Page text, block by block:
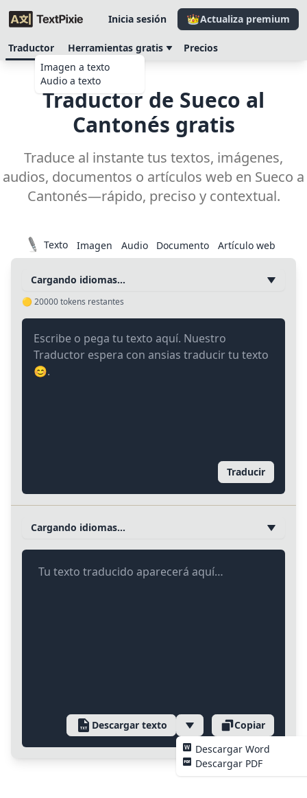
Inicia sesión Actualiza premium
Traductor
Herramientas gratis
Imagen a texto
Audio a texto
Precios
Traductor de Sueco al
Cantonés gratis
Traduce al instante tus textos, imágenes,
audios, documentos o artículos web en Sueco a
Cantonés—rápido, preciso y contextual.
Texto Imagen Audio Documento Artículo web
Cargando idiomas…
🟡 20000tokens restantes
Traducir
Cargando idiomas…
Tu texto traducido aparecerá aquí…
Descargar texto
Descargar Word
Descargar PDF
Copiar